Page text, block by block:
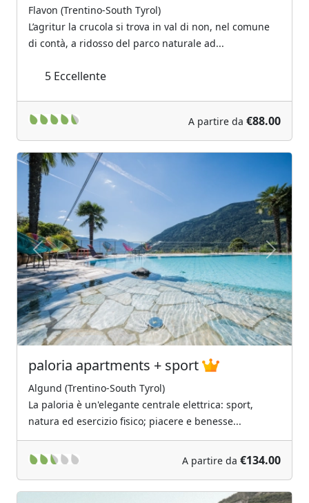
Flavon (Trentino-South Tyrol)
L’agritur la crucola si trova in val di non, nel comune
di contà, a ridosso del parco naturale ad...
5 Eccellente
A partire da €88.00
Previous Next
paloria apartments + sport
Algund (Trentino-South Tyrol)
La paloria è un'elegante centrale elettrica: sport,
natura ed esercizio fisico; piacere e benesse...
A partire da €134.00